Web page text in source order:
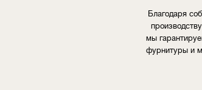
Благодаря
мы
фурнитуры и